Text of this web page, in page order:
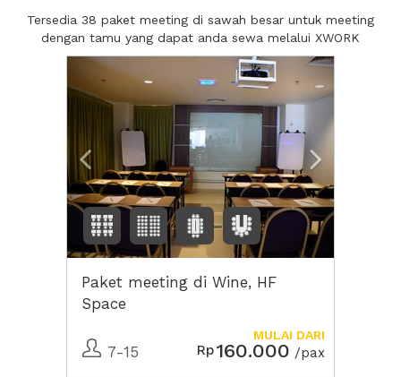
Tersedia 38 paket meeting di sawah besar untuk meeting
dengan tamu yang dapat anda sewa melalui XWORK
Previous Next2
Paket meeting di Wine, HF
Space
7-15 Rp160.000 /pax
MULAI DARI